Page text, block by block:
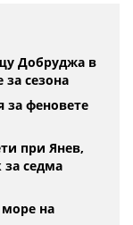
Добруджа в
сезона
феновете
при Янев,
за седма
на